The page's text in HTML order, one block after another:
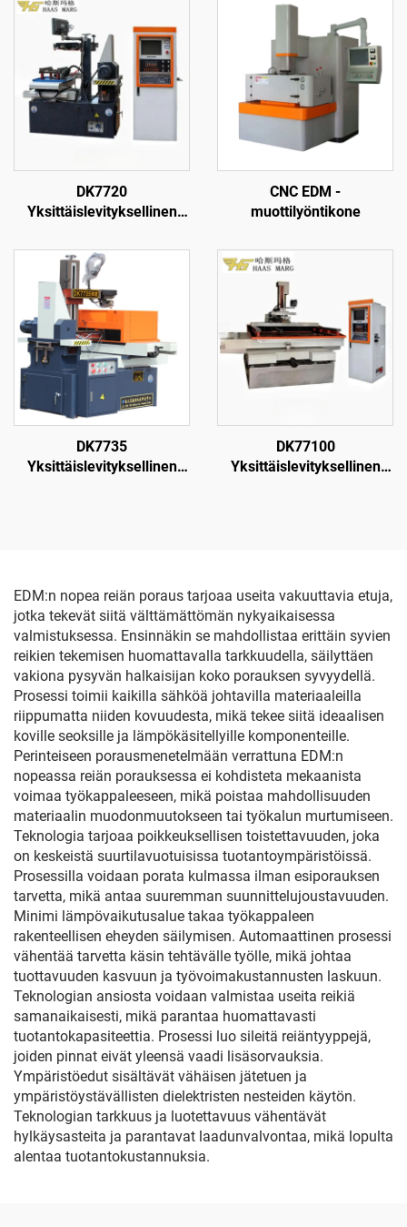
DK7720
Yksittäislevityksellinen
CNC EDM -
muottilyöntikone
DK7735
Yksittäislevityksellinen
DK77100
Yksittäislevityksellinen
EDM:n nopea reiän poraus tarjoaa useita vakuuttavia etuja,
jotka tekevät siitä välttämättömän nykyaikaisessa
valmistuksessa. Ensinnäkin se mahdollistaa erittäin syvien
reikien tekemisen huomattavalla tarkkuudella, säilyttäen
vakiona pysyvän halkaisijan koko porauksen syvyydellä.
Prosessi toimii kaikilla sähköä johtavilla materiaaleilla
riippumatta niiden kovuudesta, mikä tekee siitä ideaalisen
koville seoksille ja lämpökäsitellyille komponenteille.
Perinteiseen porausmenetelmään verrattuna EDM:n
nopeassa reiän porauksessa ei kohdisteta mekaanista
voimaa työkappaleeseen, mikä poistaa mahdollisuuden
materiaalin muodonmuutokseen tai työkalun murtumiseen.
Teknologia tarjoaa poikkeuksellisen toistettavuuden, joka
on keskeistä suurtilavuotuisissa tuotantoympäristöissä.
Prosessilla voidaan porata kulmassa ilman esiporauksen
tarvetta, mikä antaa suuremman suunnittelujoustavuuden.
Minimi lämpövaikutusalue takaa työkappaleen
rakenteellisen eheyden säilymisen. Automaattinen prosessi
vähentää tarvetta käsin tehtävälle työlle, mikä johtaa
tuottavuuden kasvuun ja työvoimakustannusten laskuun.
Teknologian ansiosta voidaan valmistaa useita reikiä
samanaikaisesti, mikä parantaa huomattavasti
tuotantokapasiteettia. Prosessi luo sileitä reiäntyyppejä,
joiden pinnat eivät yleensä vaadi lisäsorvauksia.
Ympäristöedut sisältävät vähäisen jätetuen ja
ympäristöystävällisten dielektristen nesteiden käytön.
Teknologian tarkkuus ja luotettavuus vähentävät
hylkäysasteita ja parantavat laadunvalvontaa, mikä lopulta
alentaa tuotantokustannuksia.